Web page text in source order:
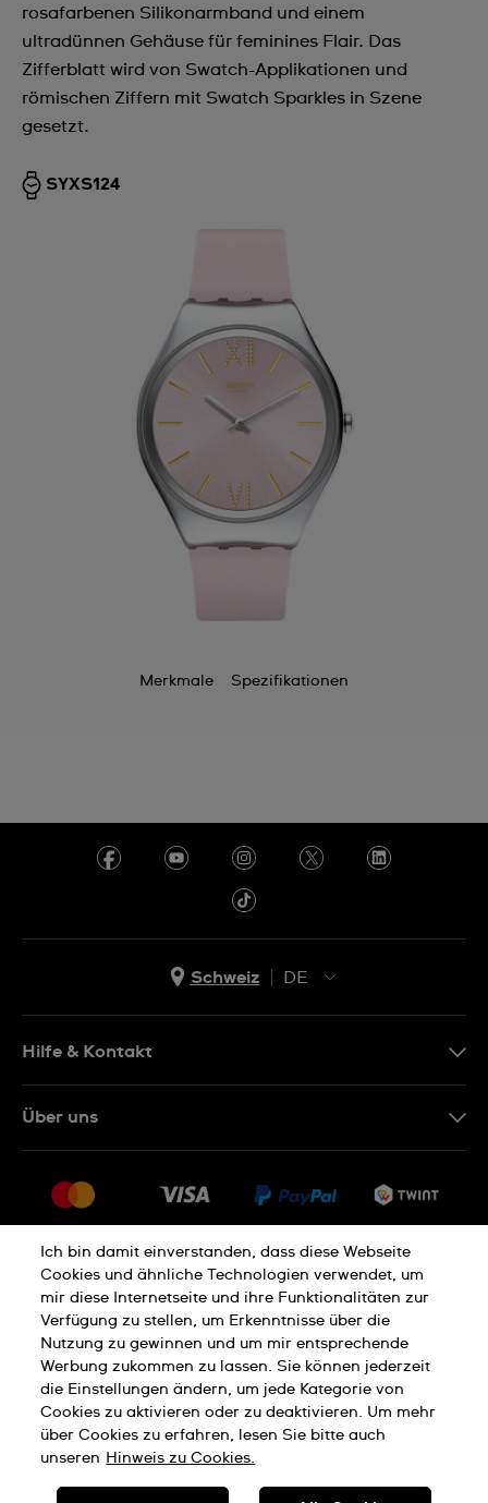
rosafarbenen Silikonarmband und einem
ultradünnen Gehäuse für feminines Flair. Das
Zifferblatt wird von Swatch-Applikationen und
römischen Ziffern mit Swatch Sparkles in Szene
gesetzt.
SYXS124
Merkmale Spezifikationen
Schweiz
DE
IT
Hilfe & Kontakt
Rückgaberecht
Verkaufs- und Lieferbedingungen
Vertrag widerrufen
Über uns
Jobs
Datenschutzerklärung Cookies Hinweis
Nutzungsbedingungen Impressum
SWISS MADE
Ich bin damit einverstanden, dass diese Webseite
Cookies und ähnliche Technologien verwendet, um
mir diese Internetseite und ihre Funktionalitäten zur
Verfügung zu stellen, um Erkenntnisse über die
Nutzung zu gewinnen und um mir entsprechende
Werbung zukommen zu lassen. Sie können jederzeit
die Einstellungen ändern, um jede Kategorie von
Cookies zu aktivieren oder zu deaktivieren. Um mehr
über Cookies zu erfahren, lesen Sie bitte auch
unseren Hinweis zu Cookies.